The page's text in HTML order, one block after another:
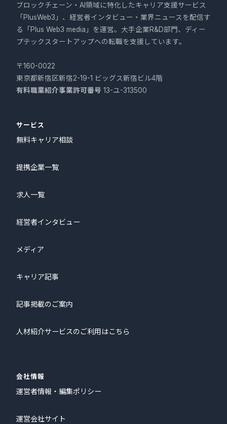
ブロックチェーン・AI領域に特化したキャリア支援サービス
「PlusWeb3」、経営者インタビュー・業界ニュースを配信す
る「Plus Web3 media」を運営。大手企業R&D部門、ディー
プテックスタートアップへの転職を支援しています。
〒160-0022
東京都新宿区新宿2-19-1 ビッグス新宿ビル4階
有料職業紹介事業許可番号 13-ユ-313500
サービス
無料キャリア相談
提携企業一覧
求人一覧
経営者インタビュー
メディア
キャリア記事
記事掲載のご案内
人材紹介サービスのご利用はこちら
会社情報
運営者情報・編集ポリシー
運営会社サイト